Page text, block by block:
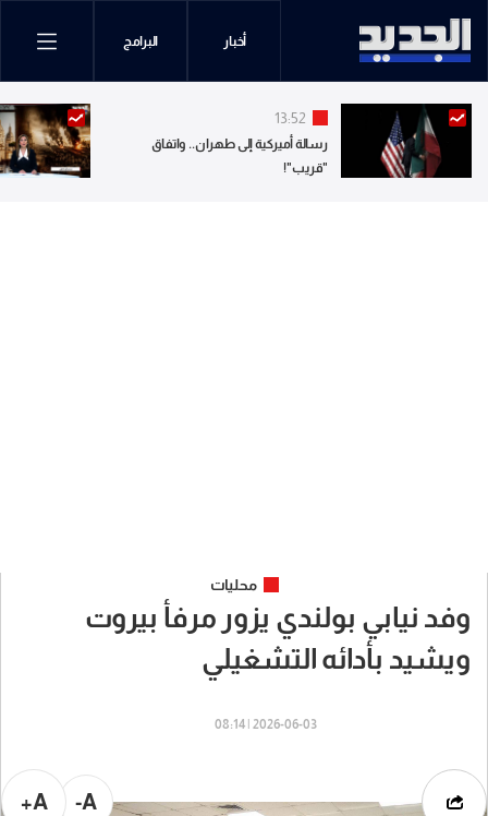
أخبار البرامج
13:52
رسالة أميركية إلى طهران.. واتفاق
"قريب"!
محليات
وفد نيابي بولندي يزور مرفأ بيروت
ويشيد بأدائه التشغيلي
2026-06-03 | 08:14
A-
A+